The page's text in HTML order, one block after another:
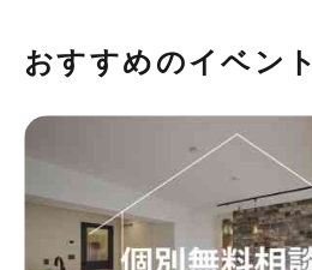
おすすめのイベント